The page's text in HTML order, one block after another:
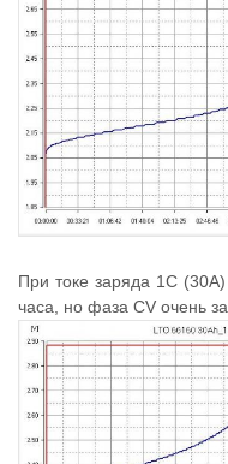
При токе заряда 1С (30А)
часа, но фаза CV очень